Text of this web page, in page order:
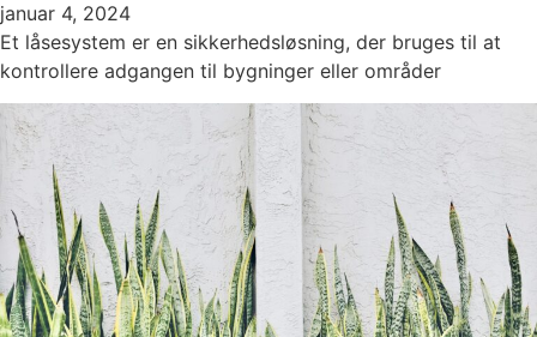
januar 4, 2024
Et låsesystem er en sikkerhedsløsning, der bruges til at
kontrollere adgangen til bygninger eller områder